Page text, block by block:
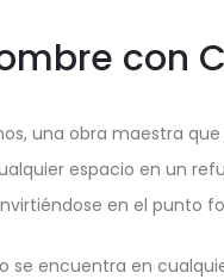
con
una obra maestra
espacio en un
en el punto
encuentra en